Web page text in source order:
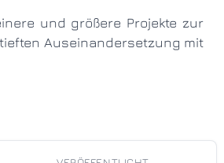
und größere Projekte zur
Auseinandersetzung mit